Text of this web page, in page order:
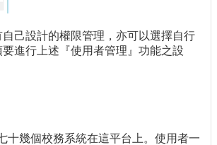
己設計的權限管理，亦可以選擇自行
進行上述『使用者管理』功能之設
十幾個校務系統在這平台上。使用者一